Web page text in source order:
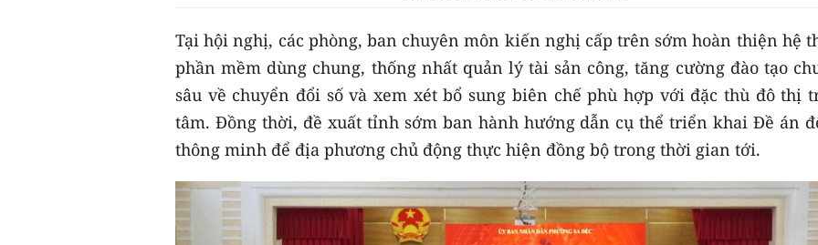
Tại hội nghị, các phòng, ban chuyên môn kiến nghị cấp trên sớm hoàn thiện hệ
phần mềm dùng chung, thống nhất quản lý tài sản công, tăng cường đào tạo
sâu về chuyển đổi số và xem xét bổ sung biên chế phù hợp với đặc thù đô thị
tâm. Đồng thời, đề xuất tỉnh sớm ban hành hướng dẫn cụ thể triển khai Đề án
thông minh để địa phương chủ động thực hiện đồng bộ trong thời gian tới.